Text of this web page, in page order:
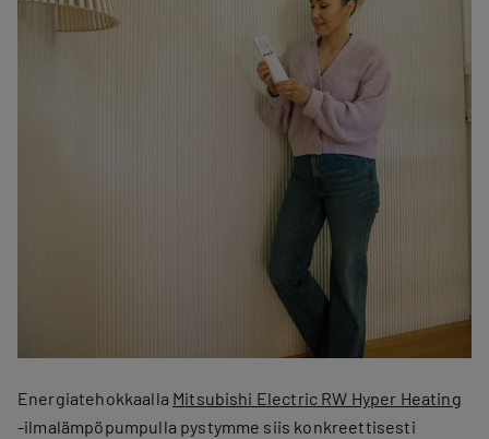
Energiatehokkaalla Mitsubishi Electric RW Hyper Heating
-ilmalämpöpumpulla pystymme siis konkreettisesti